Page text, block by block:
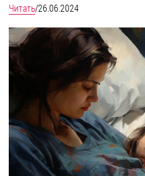
Читать/26.06.2024